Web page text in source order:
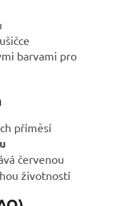
barvami pro
příměsí
červenou
životností